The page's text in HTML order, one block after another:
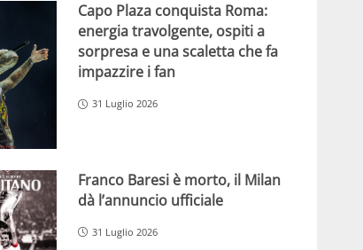
Capo Plaza conquista Roma:
energia travolgente, ospiti a
sorpresa e una scaletta che fa
impazzire i fan
31 Luglio 2026
Franco Baresi è morto, il Milan
dà l’annuncio ufficiale
31 Luglio 2026